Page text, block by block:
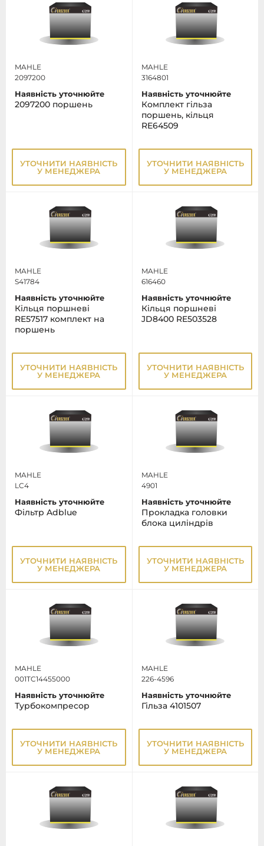
MAHLE
2097200
Наявність уточнюйте
2097200 поршень
УТОЧНИТИ НАЯВНІСТЬ
У МЕНЕДЖЕРА
MAHLE
3164801
Наявність уточнюйте
Комплект гільза
поршень, кільця
RE64509
УТОЧНИТИ НАЯВНІСТЬ
У МЕНЕДЖЕРА
MAHLE
S41784
Наявність уточнюйте
Кільця поршневі
RE57517 комплект на
поршень
УТОЧНИТИ НАЯВНІСТЬ
У МЕНЕДЖЕРА
MAHLE
616460
Наявність уточнюйте
Кільця поршневі
JD8400 RE503528
УТОЧНИТИ НАЯВНІСТЬ
У МЕНЕДЖЕРА
MAHLE
LC4
Наявність уточнюйте
Фільтр Adblue
УТОЧНИТИ НАЯВНІСТЬ
У МЕНЕДЖЕРА
MAHLE
4901
Наявність уточнюйте
Прокладка головки
блока цилiндрiв
УТОЧНИТИ НАЯВНІСТЬ
У МЕНЕДЖЕРА
MAHLE
001TC14455000
Наявність уточнюйте
Турбокомпресор
УТОЧНИТИ НАЯВНІСТЬ
У МЕНЕДЖЕРА
MAHLE
226-4596
Наявність уточнюйте
Гільза 4101507
УТОЧНИТИ НАЯВНІСТЬ
У МЕНЕДЖЕРА